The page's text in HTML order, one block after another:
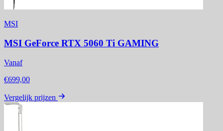
MSI
MSI GeForce RTX 5060 Ti GAMING
Vanaf
€699,00
Vergelijk prijzen